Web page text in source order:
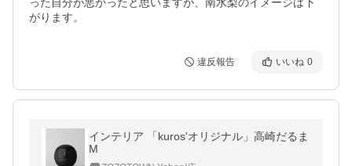
がります。
違反報告 いいね 0
インテリア 「kuros'オリジナル」高崎だるま
M